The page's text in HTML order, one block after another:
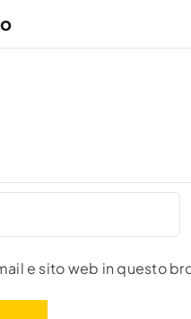
e sito web in questo